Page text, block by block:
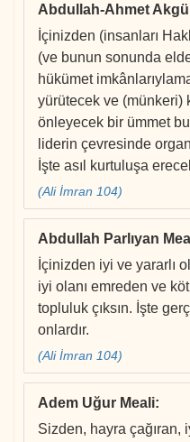
Abdullah-Ahmet
İçinizden (insanları
(ve bunun sonunda
hükümet
yürütecek ve (münkeri)
önleyecek bir ümmet
liderin çevresinde
İşte asıl kurtuluşa
(Ali İmran 104)
Abdullah Parlıyan
İçinizden iyi ve yararlı
iyi olanı emreden ve
topluluk çıksın. İşte
onlardır.
(Ali İmran 104)
Adem Uğur Meali:
Sizden, hayra